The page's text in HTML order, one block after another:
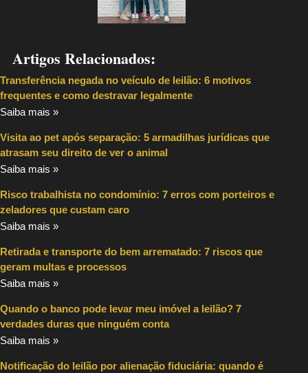
Artigos Relacionados:
Transferência negada no veículo de leilão: 6 motivos
frequentes e como destravar legalmente
Saiba mais »
Visita ao pet após separação: 5 armadilhas jurídicas que
atrasam seu direito de ver o animal
Saiba mais »
Risco trabalhista no condomínio: 7 erros com porteiros e
zeladores que custam caro
Saiba mais »
Retirada e transporte do bem arrematado: 7 riscos que
geram multas e processos
Saiba mais »
Quando o banco pode levar meu imóvel a leilão? 7
verdades duras que ninguém conta
Saiba mais »
Notificação do leilão por alienação fiduciária: quando é